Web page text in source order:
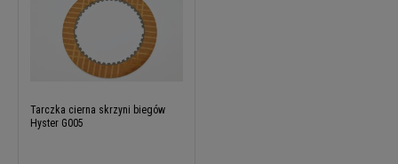
Tarczka cierna skrzyni biegów
Hyster G005